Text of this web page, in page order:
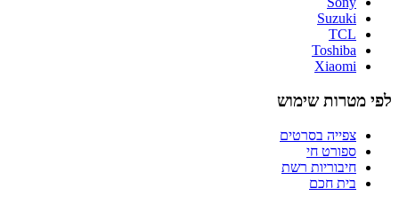
Suzuki
TCL
Toshiba
Xiaomi
לפי מטרות שימוש
צפייה בסרטים
ספורט חי
חיבוריות רשת
בית חכם